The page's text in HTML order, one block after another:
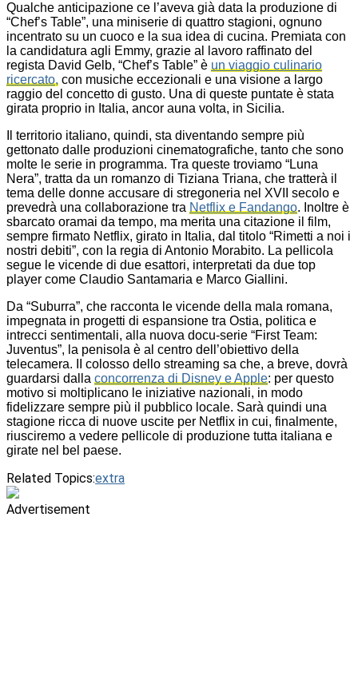
Qualche anticipazione ce l’aveva già data la produzione di
“Chef’s Table”, una miniserie di quattro stagioni, ognuno
incentrato su un cuoco e la sua idea di cucina. Premiata con
la candidatura agli Emmy, grazie al lavoro raffinato del
regista David Gelb, “Chef’s Table” è un viaggio culinario
ricercato, con musiche eccezionali e una visione a largo
raggio del concetto di gusto. Una di queste puntate è stata
girata proprio in Italia, ancor auna volta, in Sicilia.
Il territorio italiano, quindi, sta diventando sempre più
gettonato dalle produzioni cinematografiche, tanto che sono
molte le serie in programma. Tra queste troviamo “Luna
Nera”, tratta da un romanzo di Tiziana Triana, che tratterà il
tema delle donne accusare di stregoneria nel XVII secolo e
prevedrà una collaborazione tra Netflix e Fandango. Inoltre è
sbarcato oramai da tempo, ma merita una citazione il film,
sempre firmato Netflix, girato in Italia, dal titolo “Rimetti a noi i
nostri debiti”, con la regia di Antonio Morabito. La pellicola
segue le vicende di due esattori, interpretati da due top
player come Claudio Santamaria e Marco Giallini.
Da “Suburra”, che racconta le vicende della mala romana,
impegnata in progetti di espansione tra Ostia, politica e
intrecci sentimentali, alla nuova docu-serie “First Team:
Juventus”, la penisola è al centro dell’obiettivo della
telecamera. II colosso dello streaming sa che, a breve, dovrà
guardarsi dalla concorrenza di Disney e Apple: per questo
motivo si moltiplicano le iniziative nazionali, in modo
fidelizzare sempre più il pubblico locale. Sarà quindi una
stagione ricca di nuove uscite per Netflix in cui, finalmente,
riusciremo a vedere pellicole di produzione tutta italiana e
girate nel bel paese.
Related Topics:extra
Advertisement